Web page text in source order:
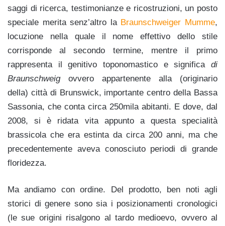
saggi di ricerca, testimonianze e ricostruzioni, un posto
speciale merita senz’altro la Braunschweiger Mumme,
locuzione nella quale il nome effettivo dello stile
corrisponde al secondo termine, mentre il primo
rappresenta il genitivo toponomastico e significa di
Braunschweigovvero appartenente alla (originario
della) città di Brunswick, importante centro della Bassa
Sassonia, che conta circa 250mila abitanti. E dove, dal
2008, si è ridata vita appunto a questa specialità
brassicola che era estinta da circa 200 anni, ma che
precedentemente aveva conosciuto periodi di grande
floridezza.
Ma andiamo con ordine. Del prodotto, ben noti agli
storici di genere sono sia i posizionamenti cronologici
(le sue origini risalgono al tardo medioevo, ovvero al